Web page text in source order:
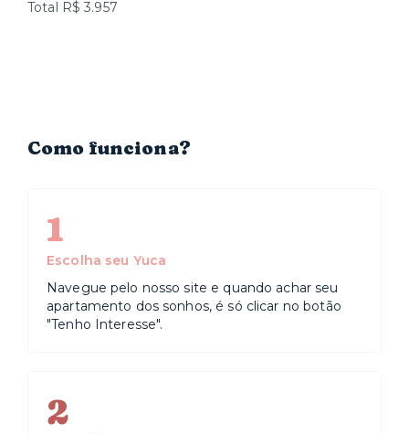
Total R$ 3.957
Como funciona?
1
Escolha seu Yuca
Navegue pelo nosso site e quando achar seu
apartamento dos sonhos, é só clicar no botão
"Tenho Interesse".
2